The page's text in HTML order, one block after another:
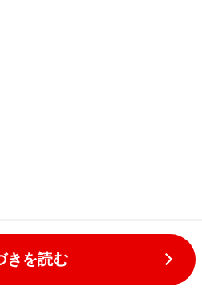
きを読む